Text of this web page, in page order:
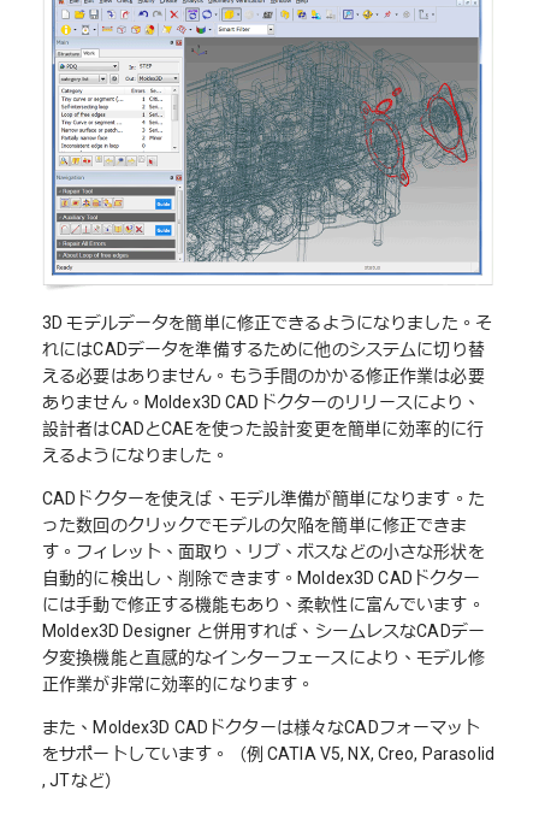
3D モデルデータを簡単に修正できるようになりました。そ
れにはCADデータを準備するために他のシステムに切り替
える必要はありません。もう手間のかかる修正作業は必要
ありません。Moldex3D CADドクターのリリースにより、
設計者はCADとCAEを使った設計変更を簡単に効率的に行
えるようになりました。
CADドクターを使えば、モデル準備が簡単になります。た
った数回のクリックでモデルの欠陥を簡単に修正できま
す。フィレット、面取り、リブ、ボスなどの小さな形状を
自動的に検出し、削除できます。Moldex3D CADドクター
には手動で修正する機能もあり、柔軟性に富んでいます。
Moldex3D Designer と併用すれば、シームレスなCADデー
タ変換機能と直感的なインターフェースにより、モデル修
正作業が非常に効率的になります。
また、Moldex3D CADドクターは様々なCADフォーマット
をサポートしています。（例 CATIA V5, NX, Creo, Parasolid
, JTなど）